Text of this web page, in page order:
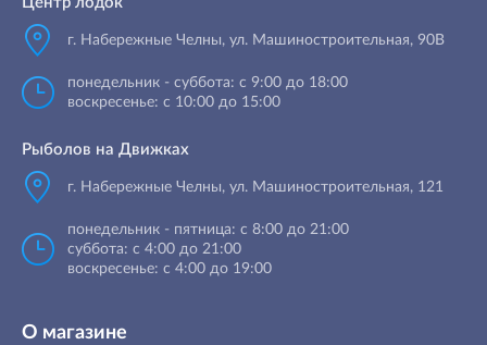
г. Набережные Челны, ул. Машиностроительная, 90B
понедельник - суббота: с 9:00 до 18:00
воскресенье: с 10:00 до 15:00
Рыболов на Движках
г. Набережные Челны, ул. Машиностроительная, 121
понедельник - пятница: с 8:00 до 21:00
суббота: с 4:00 до 21:00
воскресенье: с 4:00 до 19:00
О магазине